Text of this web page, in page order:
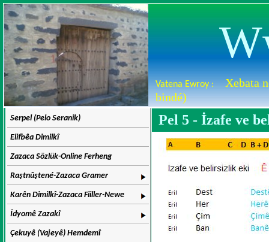
Vatena Ewroy :
Xebata
bindé)
Serpel (Pelo Seranik)
Elifbêa Dimilkî
Zazaca Sözlük-Online Ferheng
Raştnûştené-Zazaca Gramer
Karên Dimilkî-Zazaca Fiiller-Newe
Îdyomê Zazakî
Çekuyê (Vajeyê) Hemdemî
Pel 5 - İzafe ve